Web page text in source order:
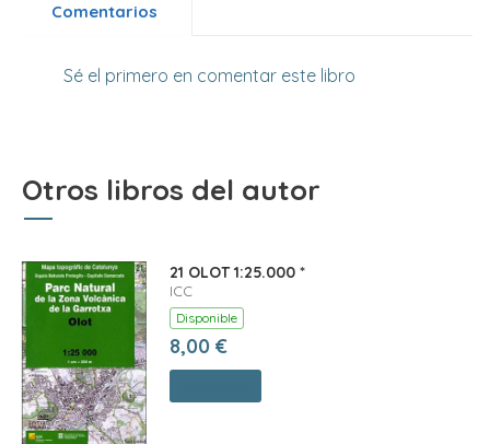
Comentarios
Sé el primero en comentar este libro
Otros libros del autor
21 OLOT 1:25.000 *
ICC
Disponible
8,00 €